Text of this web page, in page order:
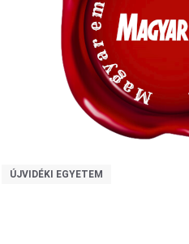
ÚJVIDÉKI EGYETEM